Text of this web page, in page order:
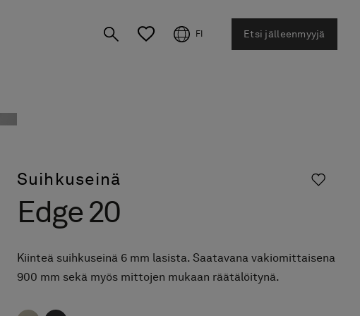
FI Etsi jälleenmyyjä
Suihkuseinä
Edge 20
Kiinteä suihkuseinä 6 mm lasista. Saatavana vakiomittaisena
900 mm sekä myös mittojen mukaan räätälöitynä.